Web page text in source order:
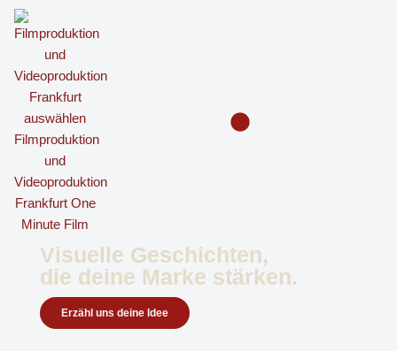
Inhalt
springen
Visuelle Geschichten,
die deine Marke stärken.
Erzähl uns deine Idee